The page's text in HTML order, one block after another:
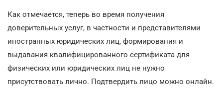
Как отмечается, теперь во время получения
доверительных услуг, в частности и представителями
иностранных юридических лиц, формирования и
выдавания квалифицированного сертификата для
физических или юридических лиц не нужно
присутствовать лично. Подтвердить лицо можно онлайн.